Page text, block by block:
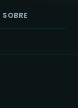
SOBRE